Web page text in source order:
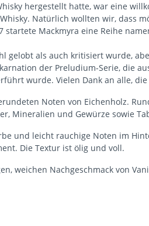
hergestellt hatte, war eine
Natürlich wollten wir, dass
Mackmyra eine Reihe
gelobt als auch kritisiert wurde,
der Preludium-Serie, die
wurde. Vielen Dank an alle,
Noten von Eichenholz.
Mineralien und Gewürze sowie
und leicht rauchige Noten im
Die Textur ist ölig und voll.
weichen Nachgeschmack von